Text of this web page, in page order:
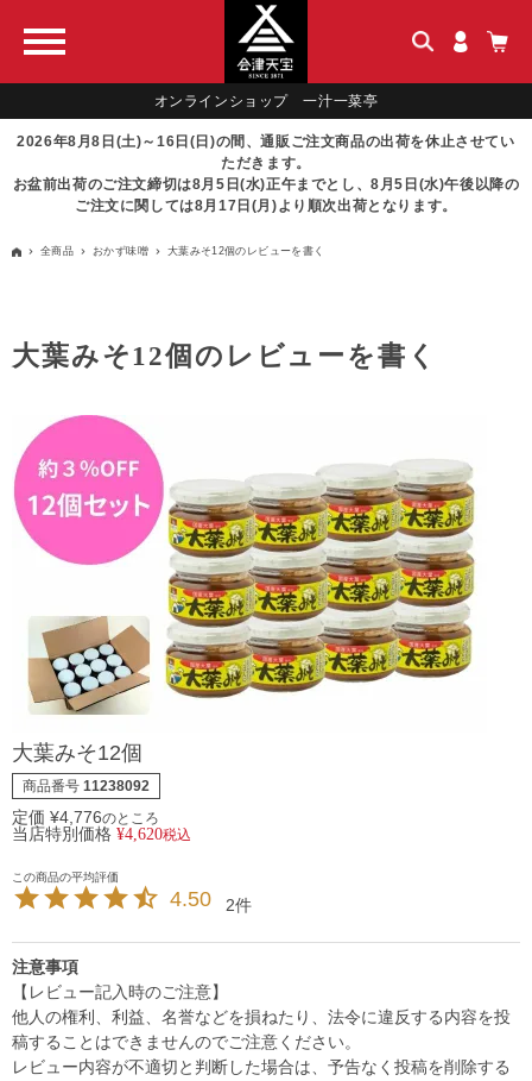
オンラインショップ 一汁一菜亭
2026年8月8日(土)～16日(日)の間、通販ご注文商品の出荷を休止させてい
ただきます。
お盆前出荷のご注文締切は8月5日(水)正午までとし、8月5日(水)午後以降の
ご注文に関しては8月17日(月)より順次出荷となります。
全商品 おかず味噌 大葉みそ12個のレビューを書く
大葉みそ12個のレビューを書く
大葉みそ12個
商品番号 11238092
定価 ¥4,776のところ
当店特別価格 ¥4,620税込
4.50 2
注意事項
【レビュー記入時のご注意】
他人の権利、利益、名誉などを損ねたり、法令に違反する内容を投
稿することはできませんのでご注意ください。
レビュー内容が不適切と判断した場合は、予告なく投稿を削除する